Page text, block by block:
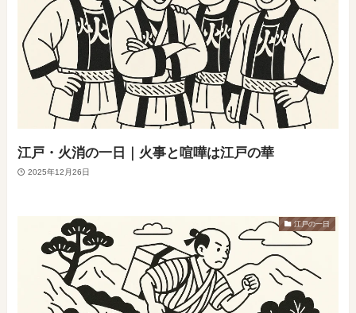
江戸・火消の一日｜火事と喧嘩は江戸の華
2025年12月26日
江戸の一日